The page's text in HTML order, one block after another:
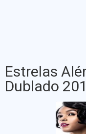
Estrelas
Dublado